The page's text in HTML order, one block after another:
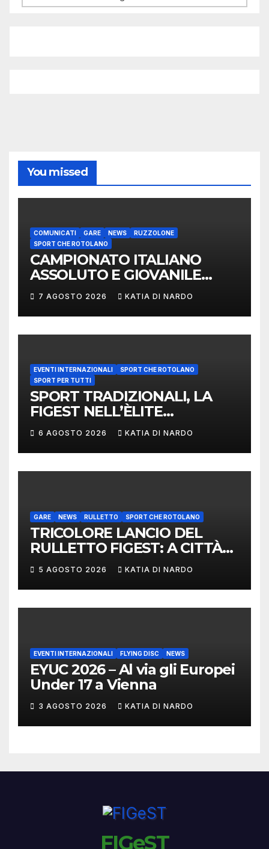
You missed
COMUNICATI GARE NEWS
RUZZOLONE
SPORT CHE ROTOLANO
CAMPIONATO ITALIANO
ASSOLUTO E GIOVANILE
LANCIO DEL RUZZOLONE
7 AGOSTO 2026 KATIA DI NARDO
EVENTI INTERNAZIONALI
SPORT CHE ROTOLANO
SPORT PER TUTTI
SPORT TRADIZIONALI, LA
FIGEST NELL’ÈLITE
MONDIALE: LA
DELEGAZIONE ITALIANA
PROTAGONISTA AL
CONVEGNO TAFISA A
6 AGOSTO 2026 KATIA DI NARDO
GARE NEWS RULLETTO SPORT CHE ROTOLANO
TRICOLORE LANCIO DEL
RULLETTO FIGEST: A CITTÀ
DI CASTELLO VINCONO
MARCHIGIANI ED UMBRI
5 AGOSTO 2026 KATIA DI NARDO
EVENTI INTERNAZIONALI FLYING DISC NEWS
EYUC 2026 – Al via gli Europei
Under 17 a Vienna
3 AGOSTO 2026 KATIA DI NARDO
FIGeST